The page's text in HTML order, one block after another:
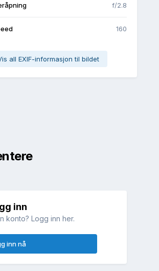
f/2.8
160
all EXIF-informasjon til bildet
inn
konto? Logg inn her.
inn nå